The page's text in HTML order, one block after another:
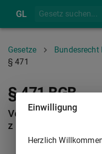
GL
Gesetze Bundesrecht
§ 471
§ 471 BGB
Verkauf bei
z
Einwilligung
Herzlich